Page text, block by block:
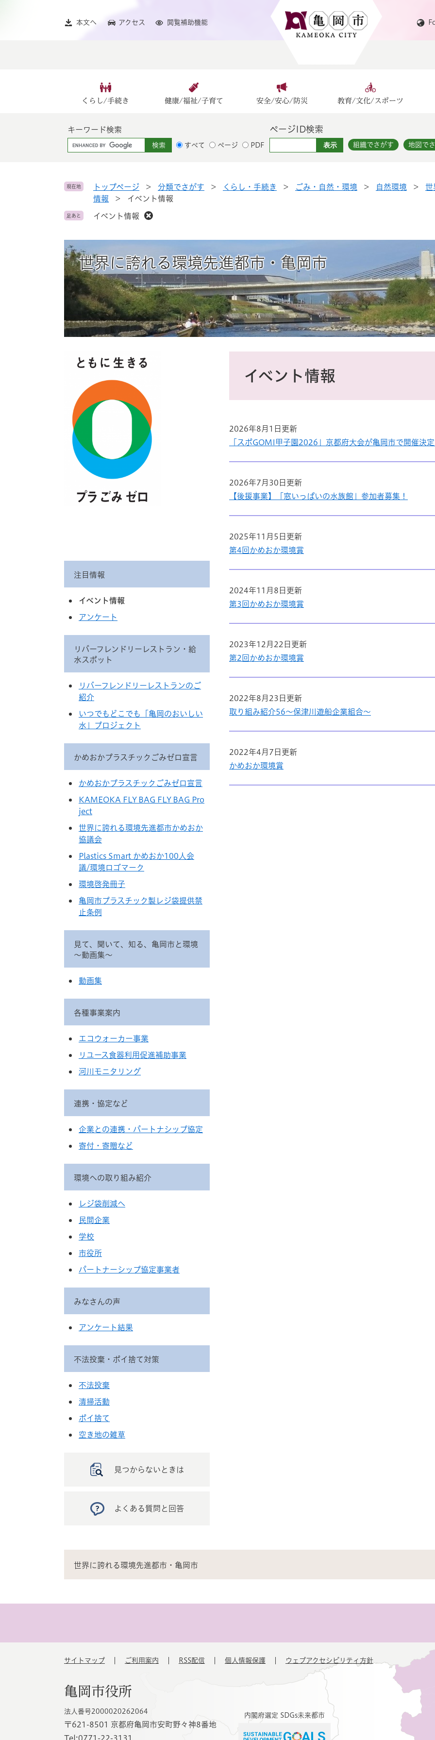
本文へ アクセス 閲覧補助機能
くらし/手続き 健康/福祉/子育て 安全/安心/防災 教育/文化/スポーツ
キーワード検索
G
o
l
ス
ム
検
索
すべて ページ PDF
ページID検索
組織でさがす 地図で
現在地 トップページ > 分類でさがす > くらし・手続き > ごみ・自然・環境 > 自然環境 >
世
情報
> イベント情報
足あと イベント情報
世界に誇れる環境先進都市・亀岡市
イベント情報
2026年8月1日更新
「スポGOMI甲子園2026」京都府大会が亀岡市で開催決
2026年7月30日更新
【後援事業】「窓いっぱいの水族館」参加者募集！
2025年11月5日更新
第4回かめおか環境賞
2024年11月8日更新
第3回かめおか環境賞
2023年12月22日更新
第2回かめおか環境賞
2022年8月23日更新
取り組み紹介56～保津川遊船企業組合～
2022年4月7日更新
かめおか環境賞
注目情報
イベント情報
アンケート
リバーフレンドリーレストラン・給
水スポット
リバーフレンドリーレストランのご
紹介
いつでもどこでも「亀岡のおいしい
水」プロジェクト
かめおかプラスチックごみゼロ宣言
かめおかプラスチックごみゼロ宣言
KAMEOKA FLY BAG FLY BAG Pro
ject
世界に誇れる環境先進都市かめおか
協議会
Plastics Smart かめおか100人会
議/環境ロゴマーク
環境啓発冊子
亀岡市プラスチック製レジ袋提供禁
止条例
見て、聞いて、知る、亀岡市と環境
～動画集～
動画集
各種事業案内
エコウォーカー事業
リユース食器利用促進補助事業
河川モニタリング
連携・協定など
企業との連携・パートナシップ協定
寄付・寄贈など
環境への取り組み紹介
レジ袋削減へ
民間企業
学校
市役所
パートナーシップ協定事業者
みなさんの声
アンケート結果
不法投棄・ポイ捨て対策
不法投棄
清掃活動
ポイ捨て
空き地の雑草
見つからないときは
よくある質問と回答
世界に誇れる環境先進都市・亀岡市
サイトマップ ご利用案内 RSS配信 個人情報保護 ウェブアクセシビリティ方針
亀岡市役所
法人番号2000020262064
〒621-8501 京都府亀岡市安町野々神8番地
Tel:0771-22-3131
内閣府選定 SDGs未来都市